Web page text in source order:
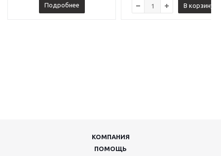
Подробнее В корзину
КОМПАНИЯ
ПОМОЩЬ